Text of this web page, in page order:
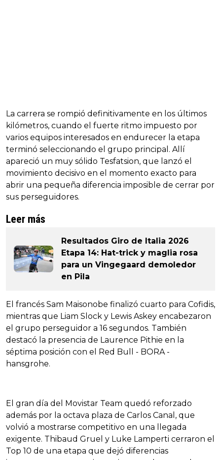
La carrera se rompió definitivamente en los últimos
kilómetros, cuando el fuerte ritmo impuesto por
varios equipos interesados en endurecer la etapa
terminó seleccionando el grupo principal. Allí
apareció un muy sólido Tesfatsion, que lanzó el
movimiento decisivo en el momento exacto para
abrir una pequeña diferencia imposible de cerrar por
sus perseguidores.
Leer más
Resultados Giro de Italia 2026
Etapa 14: Hat-trick y maglia rosa
para un Vingegaard demoledor
en Pila
El francés Sam Maisonobe finalizó cuarto para Cofidis,
mientras que Liam Slock y Lewis Askey encabezaron
el grupo perseguidor a 16 segundos. También
destacó la presencia de Laurence Pithie en la
séptima posición con el Red Bull - BORA -
hansgrohe.
El gran día del Movistar Team quedó reforzado
además por la octava plaza de Carlos Canal, que
volvió a mostrarse competitivo en una llegada
exigente. Thibaud Gruel y Luke Lamperti cerraron el
Top 10 de una etapa que dejó diferencias